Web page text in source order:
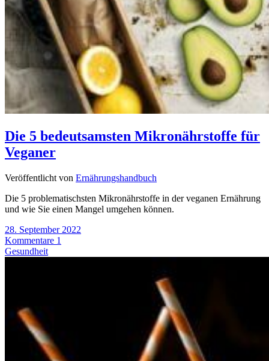
Die 5 bedeutsamsten Mikronährstoffe für
Veganer
Veröffentlicht von Ernährungshandbuch
Die 5 problematischsten Mikronährstoffe in der veganen Ernährung
und wie Sie einen Mangel umgehen können.
28. September 2022
Kommentare 1
Gesundheit